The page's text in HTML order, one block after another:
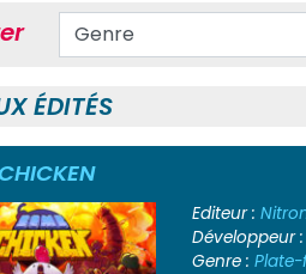
ÉDITÉS
Editeur :
Développeur :
Genre :